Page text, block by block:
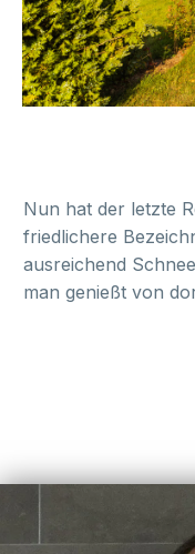
Nun hat der letzte
friedlichere
ausreichend
man genießt von